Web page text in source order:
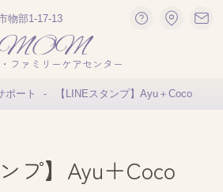
物部1-17-13
ファミリーケアセンター
ポート 【LINEスタンプ】Ayu＋Coco
プ】Ayu＋Coco